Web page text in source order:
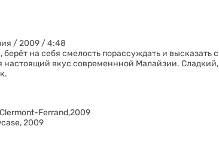
/ 2009 / 4:48
на себя смелость порассуждать и высказать
вкус современнной Малайзии. Сладкий,
Ferrand,2009
2009